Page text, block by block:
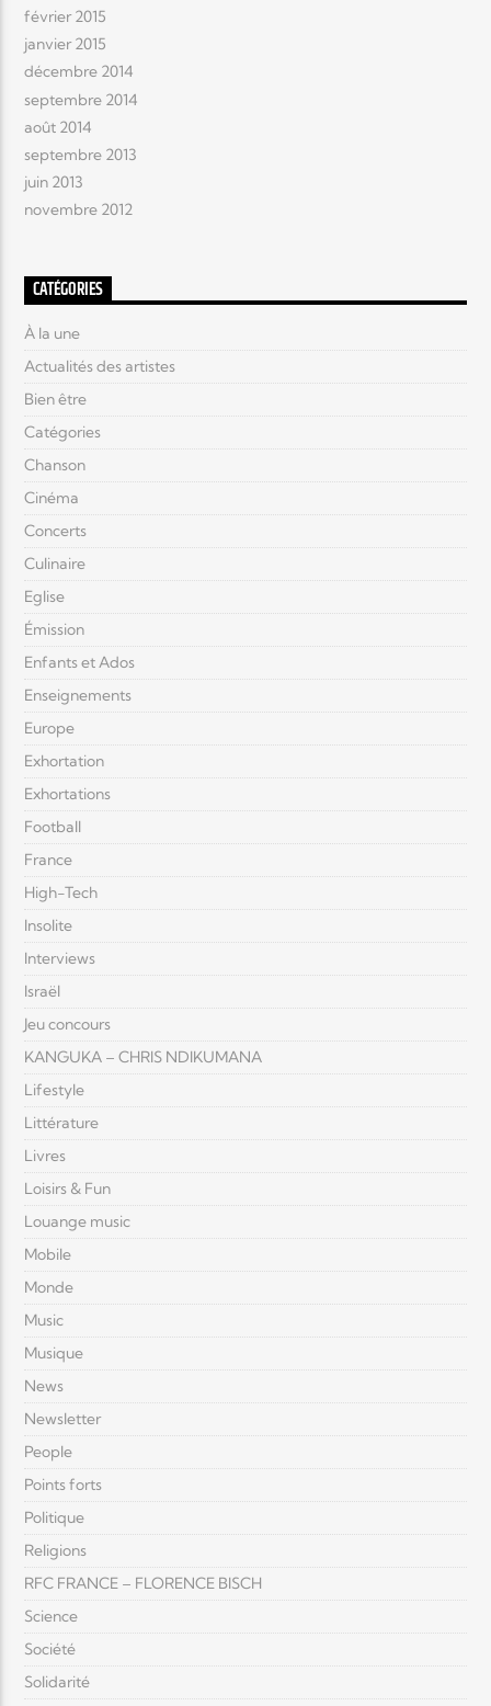
février 2015
janvier 2015
décembre 2014
septembre 2014
août 2014
septembre 2013
juin 2013
novembre 2012
CATÉGORIES
À la une
Actualités des artistes
Bien être
Catégories
Chanson
Cinéma
Concerts
Culinaire
Eglise
Émission
Enfants et Ados
Enseignements
Europe
Exhortation
Exhortations
Football
France
High-Tech
Insolite
Interviews
Israël
Jeu concours
KANGUKA – CHRIS NDIKUMANA
Lifestyle
Littérature
Livres
Loisirs & Fun
Louange music
Mobile
Monde
Music
Musique
News
Newsletter
People
Points forts
Politique
Religions
RFC FRANCE – FLORENCE BISCH
Science
Société
Solidarité